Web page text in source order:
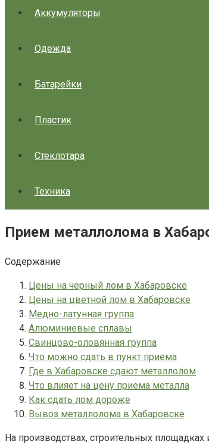
Аккумуляторы
Одежда
Батарейки
Пластик
Стеклотара
Техника
Прием металлолома в
Содержание
Цены на черный лом в Хабаровске
Цены на цветной лом в Хабаровске
Медно-латунная группа
Алюминиевые сплавы
Свинцово-оловянная группа
Что можно сдать в пункт приема
Где в Хабаровске сдают металлолом
Что влияет на цену приема металла
Как сдать лом дороже
Вывоз металлолома в Хабаровске
На производствах, строительных